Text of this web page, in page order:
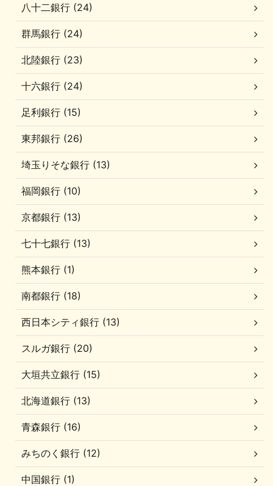
八十二銀行 (24)
群馬銀行 (24)
北陸銀行 (23)
十六銀行 (24)
足利銀行 (15)
東邦銀行 (26)
埼玉りそな銀行 (13)
福岡銀行 (10)
京都銀行 (13)
七十七銀行 (13)
熊本銀行 (1)
南都銀行 (18)
西日本シティ銀行 (13)
スルガ銀行 (20)
大垣共立銀行 (15)
北海道銀行 (13)
青森銀行 (16)
みちのく銀行 (12)
中国銀行 (1)